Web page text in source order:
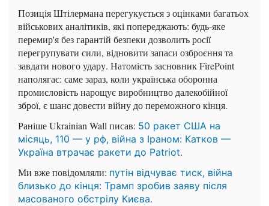
Позиція Штілермана перегукується з оцінками багатьох
військових аналітиків, які попереджають: будь-яке
перемир'я без гарантій безпеки дозволить росії
перегрупувати сили, відновити запаси озброєння та
завдати нового удару. Натомість засновник FirePoint
наполягає: саме зараз, коли українська оборонна
промисловість нарощує виробництво далекобійної
зброї, є шанс довести війну до переможного кінця.
Раніше Ukrainian Wall писав: 50 ракет США на
місяць, 110 — у рф, війна з Іраном: Катков —
Україна втрачає ракети до Patriot.
Ми вже повідомляли: путін відчуває тиск, війна
близько до кінця: Трамп зробив заяву після
масованого обстрілу Києва.